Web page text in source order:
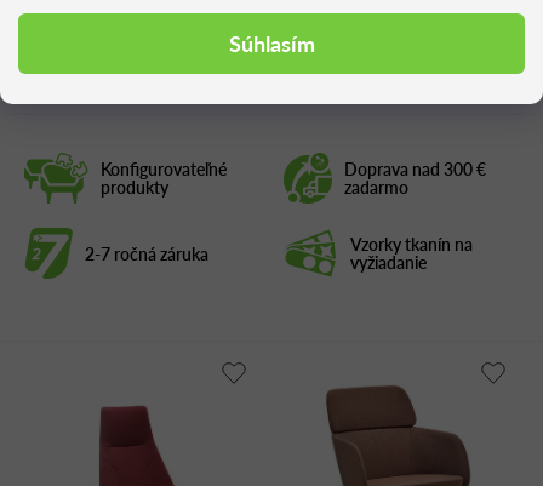
Súhlasím
Konfigurovateľné
produkty
Doprava nad 300 €
zadarmo
2-7 ročná záruka Vzorky tkanín na
vyžiadanie
Podobné produkty